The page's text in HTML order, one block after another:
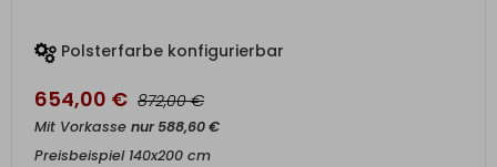
Polsterfarbe konfigurierbar
654,00 € 872,00€
Mit Vorkasse nur588,60€
Preisbeispiel 140x200 cm